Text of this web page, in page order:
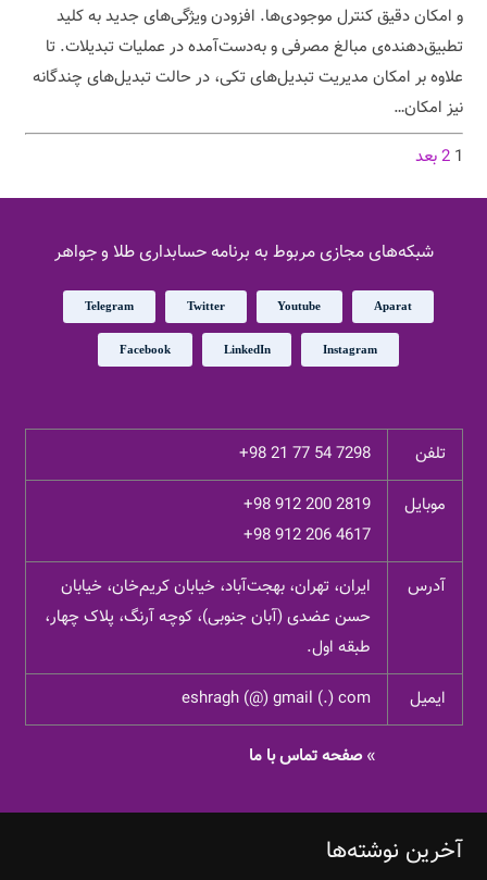
و امکان دقیق کنترل موجودی‌ها. افزودن ویژگی‌های جدید به کلید
تطبیق‌دهنده‌ی مبالغ مصرفی و به‌دست‌آمده در عملیات تبدیلات. تا
علاوه بر امکان مدیریت تبدیل‌های تکی، در حالت تبدیل‌های چندگانه
نیز امکان…
1
2بعد
شبکه‌های مجازی مربوط به برنامه حسابداری طلا و جواهر
Aparat
Youtube
Twitter
Telegram
Instagram
LinkedIn
Facebook
تلفن +98 21 77 54 7298
موبایل
+98 912 200 2819
+98 912 206 4617
آدرس
ایران، تهران، بهجت‌آباد، خیابان کریم‌خان، خیابان
حسن عضدی (آبان جنوبی)، کوچه آرنگ، پلاک چهار،
طبقه اول.
ایمیل eshragh (@) gmail (.) com
»صفحه تماس با ما
آخرین نوشته‌ها